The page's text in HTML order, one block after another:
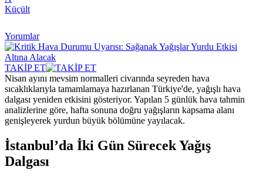
Küçült
Yorumlar
TAKİP ET
Nisan ayını mevsim normalleri civarında seyreden hava
sıcaklıklarıyla tamamlamaya hazırlanan Türkiye'de, yağışlı hava
dalgası yeniden etkisini gösteriyor. Yapılan 5 günlük hava tahmin
analizlerine göre, hafta sonuna doğru yağışların kapsama alanı
genişleyerek yurdun büyük bölümüne yayılacak.
İstanbul’da İki Gün Sürecek Yağış
Dalgası